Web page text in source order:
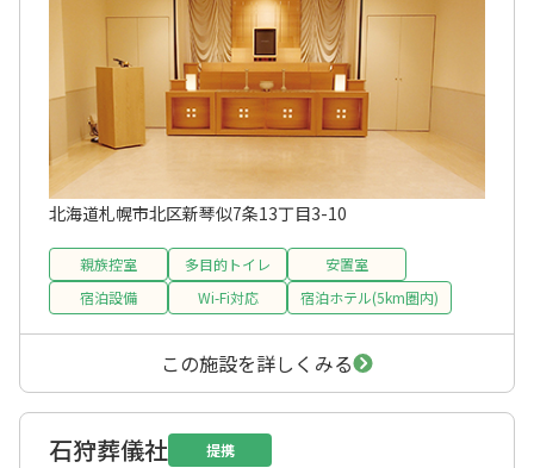
北海道札幌市北区新琴似7条13丁目3-10
親族控室 多目的トイレ
安置室
宿泊設備
Wi-Fi対応 宿泊ホテル(5km圏内)
この施設を詳しくみる
石狩葬儀社 提携